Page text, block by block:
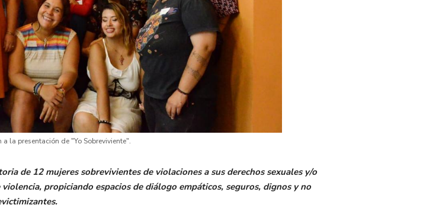
la presentación de "Yo Sobreviviente".
de 12 mujeres sobrevivientes de violaciones a sus derechos sexuales y/o
propiciando espacios de diálogo empáticos, seguros, dignos y no